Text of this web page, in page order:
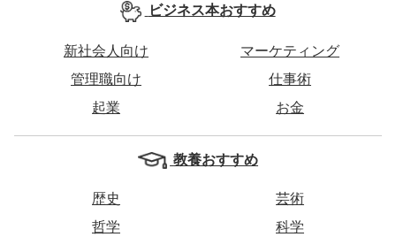
ビジネス本おすすめ
新社会人向け
マーケティング
管理職向け
仕事術
起業
お金
教養おすすめ
歴史
芸術
哲学
科学